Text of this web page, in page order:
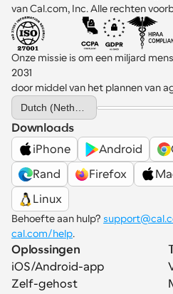
van Cal.com, Inc. Alle rechten
Onze missie is om een miljard
2031
door middel van het plannen van
Select Language
Downloads
iPhone
Android
Rand
Firefox
Linux
Behoefte aan hulp?
cal.com/help.
Oplossingen
iOS/Android-app
Zelf-gehost